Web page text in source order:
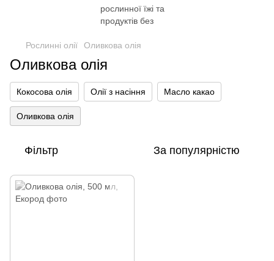
Рослинні олії Оливкова олія
Оливкова олія
Кокосова олія Олії з насіння Масло какао
Оливкова олія
Фільтр За популярністю